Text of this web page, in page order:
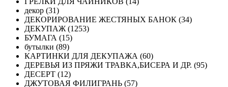
декор (31)
ДЕКОРИРОВАНИЕ ЖЕСТЯНЫХ БАНОК (34)
ДЕКУПАЖ (1253)
БУМАГА (15)
бутылки (89)
КАРТИНКИ ДЛЯ ДЕКУПАЖА (60)
ДЕРЕВЬЯ ИЗ ПРЯЖИ ТРАВКА,БИСЕРА И ДР. (95)
ДЕСЕРТ (12)
ДЖУТОВАЯ ФИЛИГРАНЬ (57)